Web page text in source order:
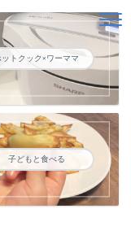
ットクック×ワーママ
子どもと食べる